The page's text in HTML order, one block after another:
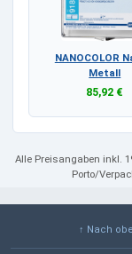
NANOCOLOR
Metall
85,92 €
Alle Preisangaben inkl.
Porto/
↑ Nach